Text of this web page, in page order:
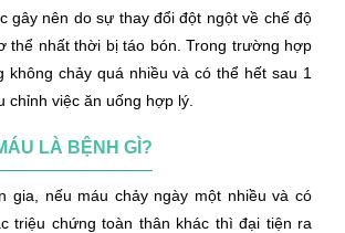
gây nên do sự thay đổi đột ngột về chế độ
thể nhất thời bị táo bón. Trong trường hợp
không chảy quá nhiều và có thể hết sau 1
chỉnh việc ăn uống hợp lý.
LÀ BỆNH GÌ?
gia, nếu máu chảy ngày một nhiều và có
triệu chứng toàn thân khác thì đại tiện ra